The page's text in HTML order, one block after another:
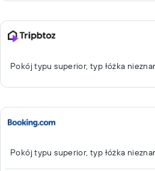
Pokój typu superior, typ łóżka
Pokój typu superior, typ łóżka